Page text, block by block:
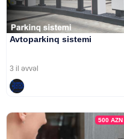
Avtoparkinq sistemi
3 il əvvəl
500AZN